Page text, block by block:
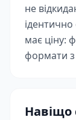
не
має ціну:
формати з
Навіщо